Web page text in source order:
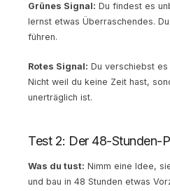
Grünes Signal: Du findest es
lernst etwas Überraschendes.
führen.
Rotes Signal: Du verschiebst
Nicht weil du keine Zeit hast,
unerträglich ist.
Test 2: Der 48-Stunden-
Was du tust: Nimm eine Idee,
und bau in 48 Stunden etwas